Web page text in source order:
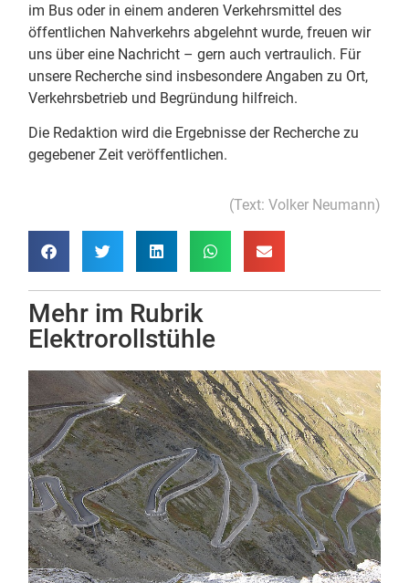
im Bus oder in einem anderen Verkehrsmittel des
öffentlichen Nahverkehrs abgelehnt wurde, freuen wir
uns über eine Nachricht – gern auch vertraulich. Für
unsere Recherche sind insbesondere Angaben zu Ort,
Verkehrsbetrieb und Begründung hilfreich.
Die Redaktion wird die Ergebnisse der Recherche zu
gegebener Zeit veröffentlichen.
(Text: Volker Neumann)
Mehr im Rubrik
Elektrorollstühle